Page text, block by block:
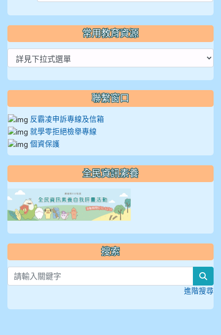
常用教育資源
聯繫窗口
反霸凌申訴專線及信箱
就學零拒絕檢舉專線
個資保護
全民資訊素養
搜索
進階搜尋